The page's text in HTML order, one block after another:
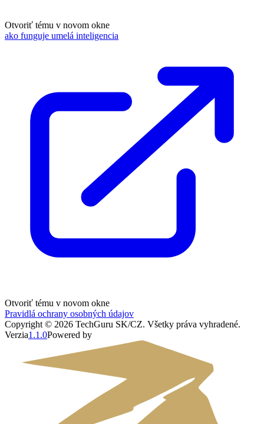
Otvoriť tému v novom okne
ako funguje umelá inteligencia
Otvoriť tému v novom okne
Pravidlá ochrany osobných údajov
Copyright © 2026 TechGuru SK/CZ. Všetky práva vyhradené.
Verzia1.1.0Powered by